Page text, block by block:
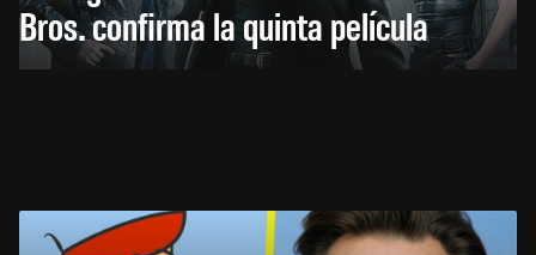
Bros. confirma la quinta película